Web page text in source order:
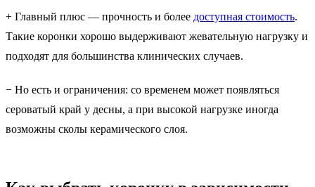
+ Главный плюс — прочность и более доступная стоимость.
Такие коронки хорошо выдерживают жевательную нагрузку и
подходят для большинства клинических случаев.
− Но есть и ограничения: со временем может появляться
сероватый край у десны, а при высокой нагрузке иногда
возможны сколы керамического слоя.